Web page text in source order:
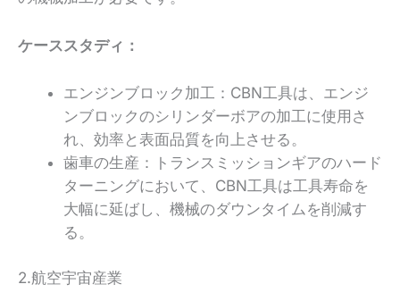
ケーススタディ：
エンジンブロック加工：CBN工具は、エンジ
ンブロックのシリンダーボアの加工に使用さ
れ、効率と表面品質を向上させる。
歯車の生産：トランスミッションギアのハード
ターニングにおいて、CBN工具は工具寿命を
大幅に延ばし、機械のダウンタイムを削減す
る。
2.航空宇宙産業